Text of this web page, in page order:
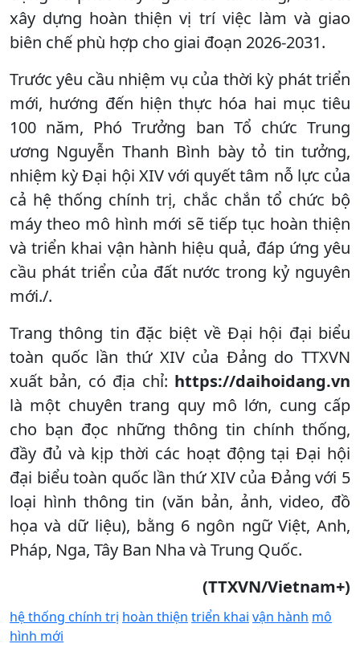
xây dựng hoàn thiện vị trí việc làm và giao
biên chế phù hợp cho giai đoạn 2026-2031.
Trước yêu cầu nhiệm vụ của thời kỳ phát triển
mới, hướng đến hiện thực hóa hai mục tiêu
100 năm, Phó Trưởng ban Tổ chức Trung
ương Nguyễn Thanh Bình bày tỏ tin tưởng,
nhiệm kỳ Đại hội XIV với quyết tâm nỗ lực của
cả hệ thống chính trị, chắc chắn tổ chức bộ
máy theo mô hình mới sẽ tiếp tục hoàn thiện
và triển khai vận hành hiệu quả, đáp ứng yêu
cầu phát triển của đất nước trong kỷ nguyên
mới./.
Trang thông tin đặc biệt về Đại hội đại biểu
toàn quốc lần thứ XIV của Đảng do TTXVN
xuất bản, có địa chỉ: https://daihoidang.vn
là một chuyên trang quy mô lớn, cung cấp
cho bạn đọc những thông tin chính thống,
đầy đủ và kịp thời các hoạt động tại Đại hội
đại biểu toàn quốc lần thứ XIV của Đảng với 5
loại hình thông tin (văn bản, ảnh, video, đồ
họa và dữ liệu), bằng 6 ngôn ngữ Việt, Anh,
Pháp, Nga, Tây Ban Nha và Trung Quốc.
(TTXVN/Vietnam+)
hệ thống chính trị hoàn thiện triển khai vận hành mô
hình mới